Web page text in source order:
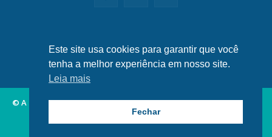
© A Hora Alagoas.
Alagoas Municípios Nordeste Política Brasil
Mundo
Este site usa cookies para garantir que você
tenha a melhor experiência em nosso site.
Leia mais
Fechar